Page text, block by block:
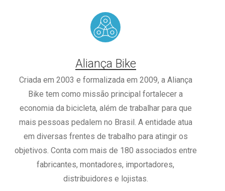
Aliança Bike
Criada em 2003 e formalizada em 2009, a Aliança
Bike tem como missão principal fortalecer a
economia da bicicleta, além de trabalhar para que
mais pessoas pedalem no Brasil. A entidade atua
em diversas frentes de trabalho para atingir os
objetivos. Conta com mais de 180 associados entre
fabricantes, montadores, importadores,
distribuidores e lojistas.